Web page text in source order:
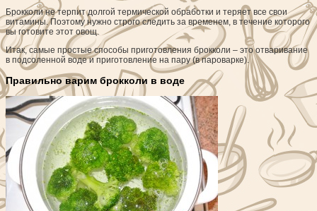
Брокколи не терпит долгой термической обработки и теряет все свои
витамины. Поэтому нужно строго следить за временем, в течение которого
вы готовите этот овощ.
Итак, самые простые способы приготовления брокколи – это отваривание
в подсоленной воде и приготовление на пару (в пароварке).
Правильно варим брокколи в воде